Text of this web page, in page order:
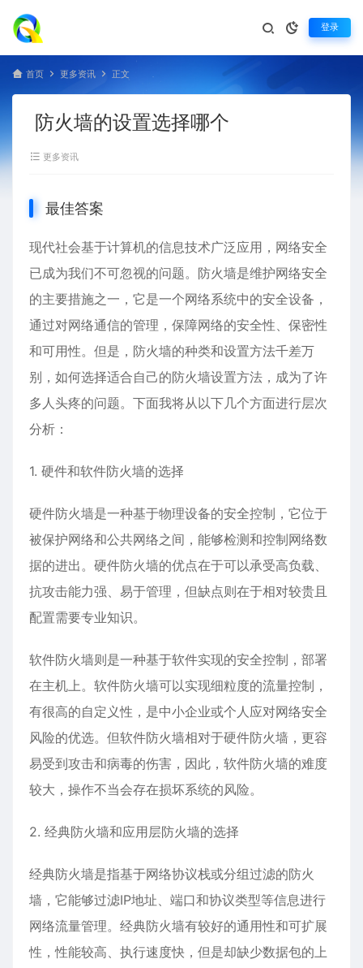
登录
首页 更多资讯 正文
防火墙的设置选择哪个
更多资讯
最佳答案
现代社会基于计算机的信息技术广泛应用，网络安全
已成为我们不可忽视的问题。 防火墙是维护网络安全
的主要措施之一，它是一个网络系统中的安全设备，
通过对网络通信的管理，保障网络的安全性、保密性
和可用性。但是，防火墙的种类和设置方法千差万
别，如何选择适合自己的防火墙设置方法，成为了许
多人头疼的问题。下面我将从以下几个方面进行层次
分析：
1. 硬件和软件防火墙的选择
硬件防火墙是一种基于物理设备的安全控制，它位于
被保护网络和公共网络之间，能够检测和控制网络数
据的进出。硬件防火墙的优点在于可以承受高负载、
抗攻击能力强、易于管理，但缺点则在于相对较贵且
配置需要专业知识。
软件防火墙则是一种基于软件实现的安全控制，部署
在主机上。软件防火墙可以实现细粒度的流量控制，
有很高的自定义性，是中小企业或个人应对网络安全
风险的优选。但软件防火墙相对于硬件防火墙，更容
易受到攻击和病毒的伤害，因此，软件防火墙的难度
较大，操作不当会存在损坏系统的风险。
2. 经典防火墙和应用层防火墙的选择
经典防火墙是指基于网络协议栈或分组过滤的防火
墙，它能够过滤IP地址、端口和协议类型等信息进行
网络流量管理。经典防火墙有较好的通用性和可扩展
性，性能较高、执行速度快，但是却缺少数据包的上